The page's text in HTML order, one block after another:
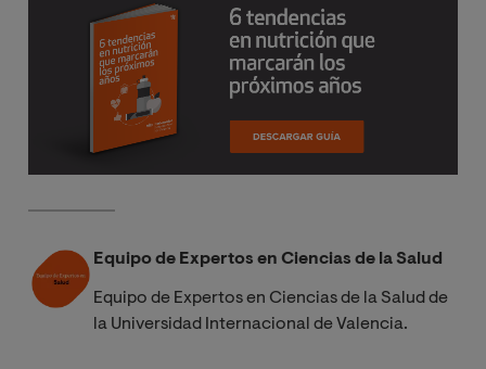
Equipo de Expertos en Ciencias de la Salud
Equipo de Expertos en Ciencias de la Salud de
la Universidad Internacional de Valencia.